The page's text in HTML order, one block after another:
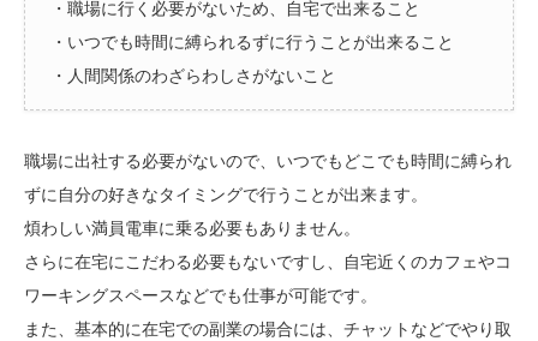
・職場に行く必要がないため、自宅で出来ること
・いつでも時間に縛られるずに行うことが出来ること
・人間関係のわざらわしさがないこと
職場に出社する必要がないので、いつでもどこでも時間に縛られ
ずに自分の好きなタイミングで行うことが出来ます。
煩わしい満員電車に乗る必要もありません。
さらに在宅にこだわる必要もないですし、自宅近くのカフェやコ
ワーキングスペースなどでも仕事が可能です。
また、基本的に在宅での副業の場合には、チャットなどでやり取